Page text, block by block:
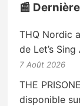
📰
THQ Nordic
de Let’s
7 Août 2026
THE
disponible